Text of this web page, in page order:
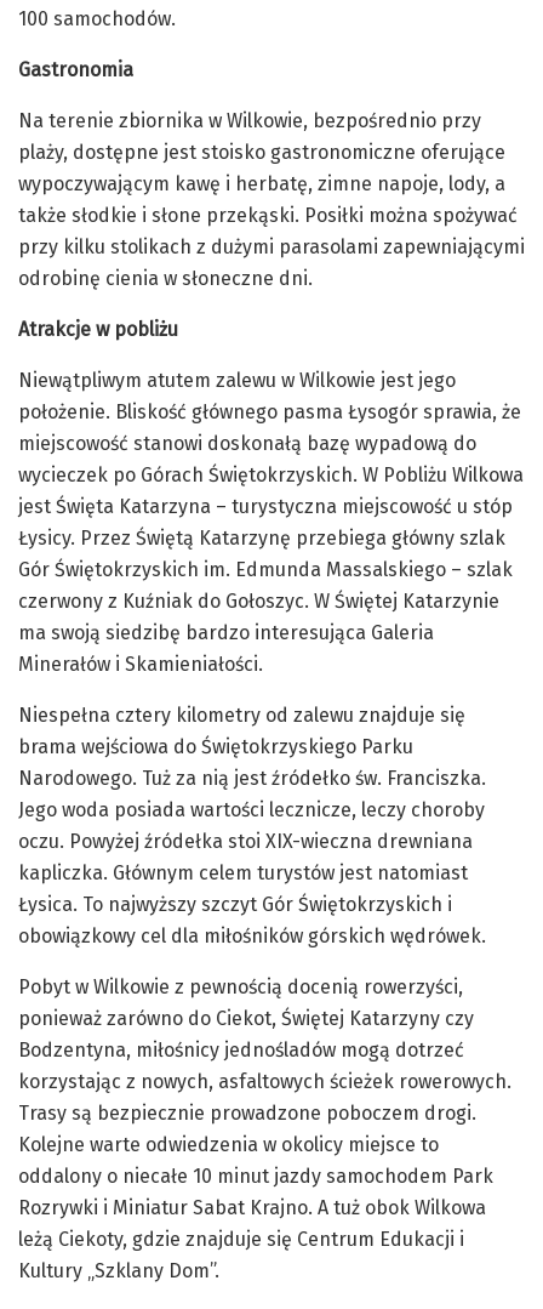
100 samochodów.
Gastronomia
Na terenie zbiornika w Wilkowie, bezpośrednio przy
plaży, dostępne jest stoisko gastronomiczne oferujące
wypoczywającym kawę i herbatę, zimne napoje, lody, a
także słodkie i słone przekąski. Posiłki można spożywać
przy kilku stolikach z dużymi parasolami zapewniającymi
odrobinę cienia w słoneczne dni.
Atrakcje w pobliżu
Niewątpliwym atutem zalewu w Wilkowie jest jego
położenie. Bliskość głównego pasma Łysogór sprawia, że
miejscowość stanowi doskonałą bazę wypadową do
wycieczek po Górach Świętokrzyskich. W Pobliżu Wilkowa
jest Święta Katarzyna – turystyczna miejscowość u stóp
Łysicy. Przez Świętą Katarzynę przebiega główny szlak
Gór Świętokrzyskich im. Edmunda Massalskiego – szlak
czerwony z Kuźniak do Gołoszyc. W Świętej Katarzynie
ma swoją siedzibę bardzo interesująca Galeria
Minerałów i Skamieniałości.
Niespełna cztery kilometry od zalewu znajduje się
brama wejściowa do Świętokrzyskiego Parku
Narodowego. Tuż za nią jest źródełko św. Franciszka.
Jego woda posiada wartości lecznicze, leczy choroby
oczu. Powyżej źródełka stoi XIX-wieczna drewniana
kapliczka. Głównym celem turystów jest natomiast
Łysica. To najwyższy szczyt Gór Świętokrzyskich i
obowiązkowy cel dla miłośników górskich wędrówek.
Pobyt w Wilkowie z pewnością docenią rowerzyści,
ponieważ zarówno do Ciekot, Świętej Katarzyny czy
Bodzentyna, miłośnicy jednośladów mogą dotrzeć
korzystając z nowych, asfaltowych ścieżek rowerowych.
Trasy są bezpiecznie prowadzone poboczem drogi.
Kolejne warte odwiedzenia w okolicy miejsce to
oddalony o niecałe 10 minut jazdy samochodem Park
Rozrywki i Miniatur Sabat Krajno. A tuż obok Wilkowa
leżą Ciekoty, gdzie znajduje się Centrum Edukacji i
Kultury „Szklany Dom”.